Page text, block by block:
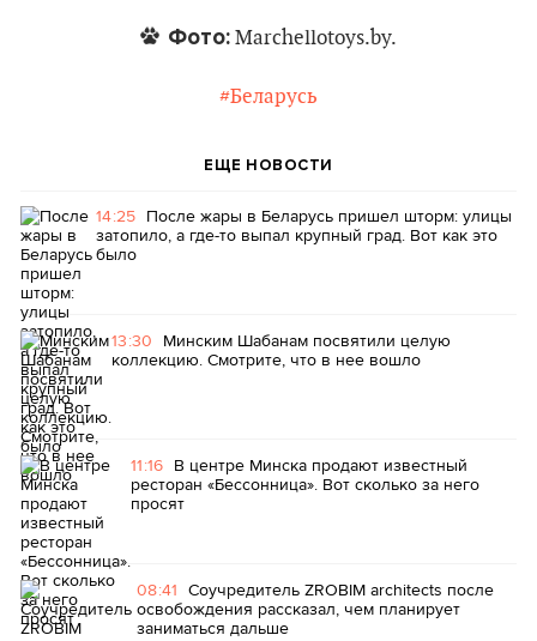
Фото: Marchellotoys.by.
#Беларусь
ЕЩЕ НОВОСТИ
14:25 После жары в Беларусь пришел шторм: улицы
затопило, а где-то выпал крупный град. Вот как это
было
13:30 Минским Шабанам посвятили целую
коллекцию. Смотрите, что в нее вошло
11:16 В центре Минска продают известный
ресторан «Бессонница». Вот сколько за него
просят
08:41 Соучредитель ZROBIM architects после
освобождения рассказал, чем планирует
заниматься дальше